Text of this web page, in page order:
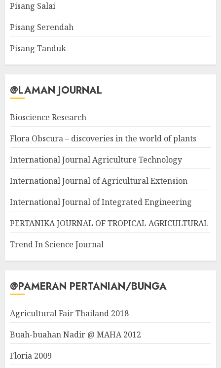
Pisang Salai
Pisang Serendah
Pisang Tanduk
@LAMAN JOURNAL
Bioscience Research
Flora Obscura – discoveries in the world of plants
International Journal Agriculture Technology
International Journal of Agricultural Extension
International Journal of Integrated Engineering
PERTANIKA JOURNAL OF TROPICAL AGRICULTURAL
Trend In Science Journal
@PAMERAN PERTANIAN/BUNGA
Agricultural Fair Thailand 2018
Buah-buahan Nadir @ MAHA 2012
Floria 2009